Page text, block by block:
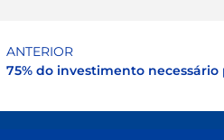
ANTERIOR